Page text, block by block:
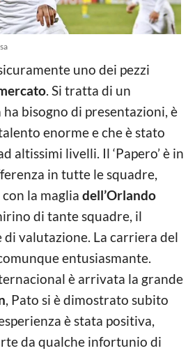
uno dei pezzi
. Si tratta di un
bisogno di presentazioni, è
enorme e che è stato
altissimi livelli. Il ‘Papero’ è in
in tutte le squadre,
la maglia dell’Orlando
di tante squadre, il
di valutazione. La carriera del
entusiasmante.
è arrivata la grande
, Pato si è dimostrato subito
è stata positiva,
da qualche infortunio di